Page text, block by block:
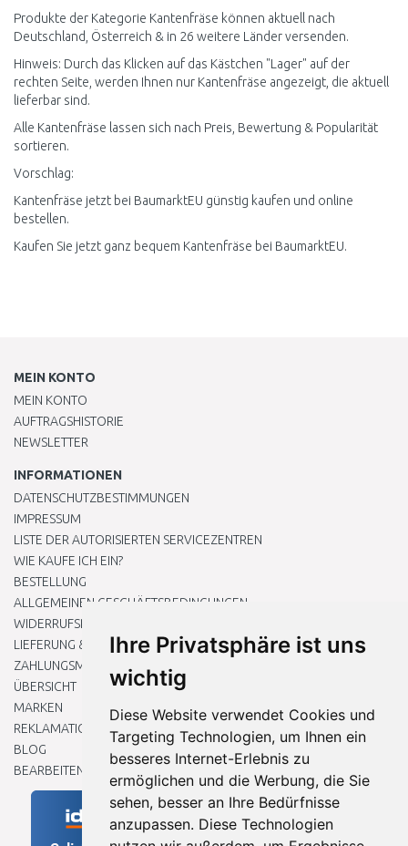
Ihre Privatsphäre ist uns
wichtig
Diese Website verwendet Cookies und
Targeting Technologien, um Ihnen ein
besseres Internet-Erlebnis zu
ermöglichen und die Werbung, die Sie
sehen, besser an Ihre Bedürfnisse
anzupassen. Diese Technologien
Produkte der Kategorie Kantenfräse können aktuell nach
Deutschland, Österreich & in 26 weitere Länder versenden.
Hinweis: Durch das Klicken auf das Kästchen "Lager" auf der
rechten Seite, werden Ihnen nur Kantenfräse angezeigt, die aktuell
lieferbar sind.
Alle Kantenfräse lassen sich nach Preis, Bewertung & Popularität
sortieren.
Vorschlag:
Kantenfräse jetzt bei BaumarktEU günstig kaufen und online
bestellen.
Kaufen Sie jetzt ganz bequem Kantenfräse bei BaumarktEU.
MEIN KONTO
MEIN KONTO
AUFTRAGSHISTORIE
NEWSLETTER
INFORMATIONEN
DATENSCHUTZBESTIMMUNGEN
IMPRESSUM
LISTE DER AUTORISIERTEN SERVICEZENTREN
WIE KAUFE ICH EIN?
BESTELLUNG
ALLGEMEINEN GESCHÄFTSBEDINGUNGEN
WIDERRUFSRECHT
LIEFERUNG & ZAHLUNG
ZAHLUNGSMETHODEN
ÜBERSICHT
MARKEN
REKLAMATIONEN UND RETOUREN
BLOG
BEARBEITEN SIE MEINE COOKIE-EINSTELLUNGEN